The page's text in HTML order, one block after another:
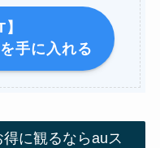
】
手に入れる
に観るならauス